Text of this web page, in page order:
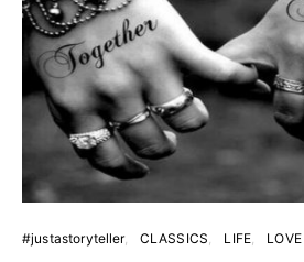
#justastoryteller CLASSICS LIFE LOVE